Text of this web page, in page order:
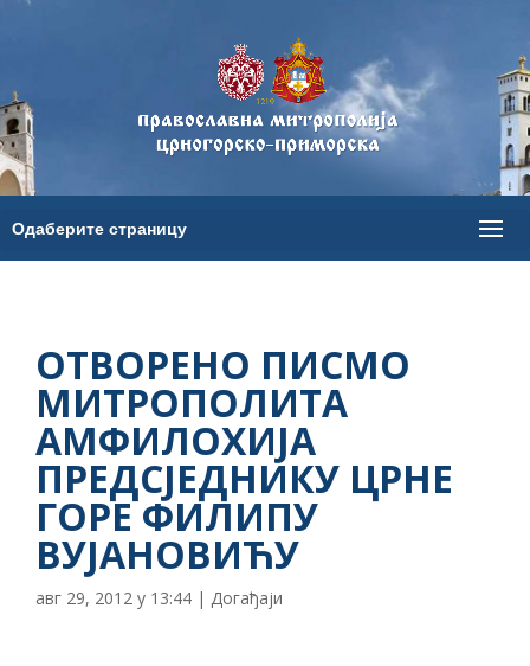
ОТВОРЕНО ПИСМО
МИТРОПОЛИТА
АМФИЛОХИЈА
ПРЕДСЈЕДНИКУ ЦРНЕ
ГОРЕ ФИЛИПУ
ВУЈАНОВИЋУ
авг 29, 2012 у 13:44 | Догађаји